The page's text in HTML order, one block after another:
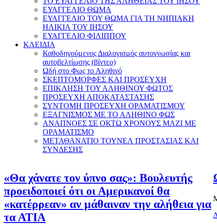
ΕΥΑΓΓΕΛΙΟ ΘΩΜΑ
ΕΥΑΓΓΕΛΙΟ ΤΟΥ ΘΩΜΑ ΓΙΑ ΤΗ ΝΗΠΙΑΚΗ
ΗΛΙΚΙΑ ΤΟΥ ΙΗΣΟΥ
ΕΥΑΓΓΕΛΙΟ ΦΙΛΙΠΠΟΥ
ΚΛΕΙΔΙΑ
Καθοδηγούμενος Διαλογισμός αυτογνωσίας και
αυτοβελτίωσης (βίντεο)
Ωδή στο Φως το Αληθινό
ΣΚΕΠΤΟΜΟΡΦΕΣ ΚΑΙ ΠΡΟΣΕΥΧΗ
ΕΠΙΚΛΗΣΗ ΤΟΥ ΑΛΗΘΙΝΟΥ ΦΩΤΟΣ
ΠΡΟΣΕΥΧΗ ΑΠΟΚΑΤΑΣΤΑΣΗΣ
ΣΥΝΤΟΜΗ ΠΡΟΣΕΥΧΗ ΟΡΑΜΑΤΙΣΜΟΥ
ΕΞΑΓΝΙΣΜΟΣ ΜΕ ΤΟ ΑΛΗΘΙΝΟ ΦΩΣ
ΑΝΑΠΝΟΕΣ ΣΕ ΟΚΤΩ ΧΡΟΝΟΥΣ ΜΑΖΙ ΜΕ
ΟΡΑΜΑΤΙΣΜΟ
ΜΕΤΑΘΑΝΑΤΙΟ ΤΟΥΝΕΛ ΠΡΟΣΤΑΣΙΑΣ ΚΑΙ
ΣΥΝΔΕΣΗΣ
«Θα χάνατε τον ύπνο σας»: Βουλευτής
προειδοποιεί ότι οι Αμερικανοί θα
«κατέρρεαν» αν μάθαιναν την αλήθεια για
τα ΑΤΙΑ